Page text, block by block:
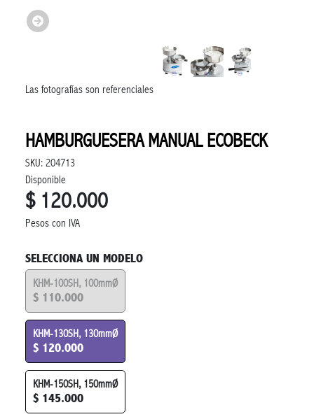
Las fotografías son referenciales
HAMBURGUESERA MANUAL ECOBECK
SKU: 204713
Disponible
$ 120.000
Pesos con IVA
SELECCIONA UN MODELO
KHM-100SH, 100mmØ
$ 110.000
KHM-130SH, 130mmØ
$ 120.000
KHM-150SH, 150mmØ
$ 145.000